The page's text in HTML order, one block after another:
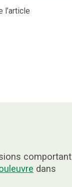
l’article
comportant
dans